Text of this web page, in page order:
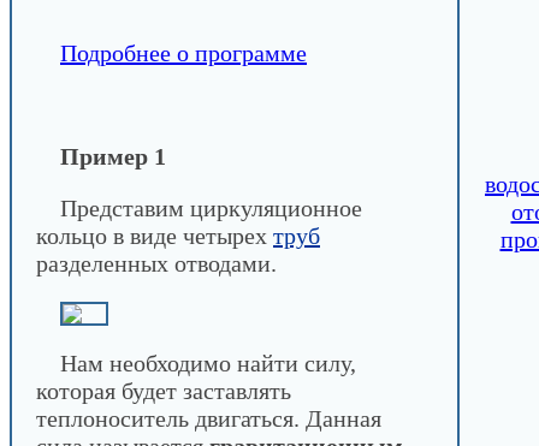
Подробнее о программе
Пример 1
Представим циркуляционное
кольцо в виде четырех труб
разделенных отводами.
Нам необходимо найти силу,
которая будет заставлять
теплоноситель двигаться. Данная